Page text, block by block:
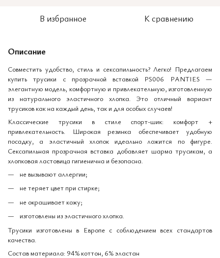
В избранное К сравнению
Описание
Совместить удобство, стиль и сексапильность? Легко! Предлагаем
купить трусики с прозрачной вставкой PS006 PANTIES —
элегантную модель, комфортную и привлекательную, изготовленную
из натурального эластичного хлопка. Это отличный вариант
трусиков как на каждый день, так и для особых случаев!
Классические трусики в стиле спорт-шик: комфорт +
привлекательность. Широкая резинка обеспечивает удобную
посадку, а эластичный хлопок идеально ложится по фигуре.
Сексапильная прозрачная вставка добавляет шарма трусикам, а
хлопковая ластовица гигиенична и безопасна.
не вызывают аллергии;
не теряет цвет при стирке;
не окрашивает кожу;
изготовлены из эластичного хлопка.
Трусики изготовлены в Европе с соблюдением всех стандартов
качества.
Состав материала: 94% коттон, 6% эластан